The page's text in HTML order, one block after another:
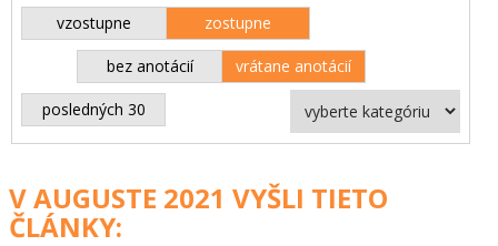
vzostupne zostupne
bez anotácií vrátane anotácií
posledných 30
V AUGUSTE 2021 VYŠLI TIETO
ČLÁNKY: